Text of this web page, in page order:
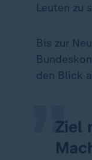
Leuten zu
Bis zur
den Blick
Ziel
„